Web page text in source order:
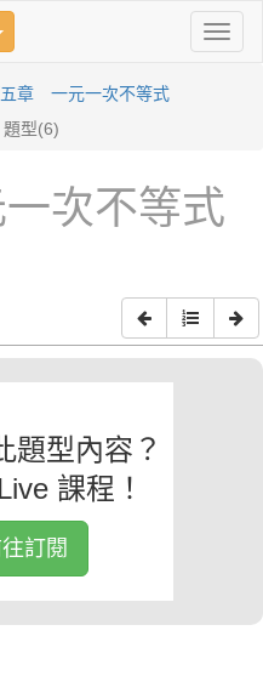
Toggle Dropdown
章 一元一次不等式
題型(6)
次不等式
題型內容？
課程！
訂閱